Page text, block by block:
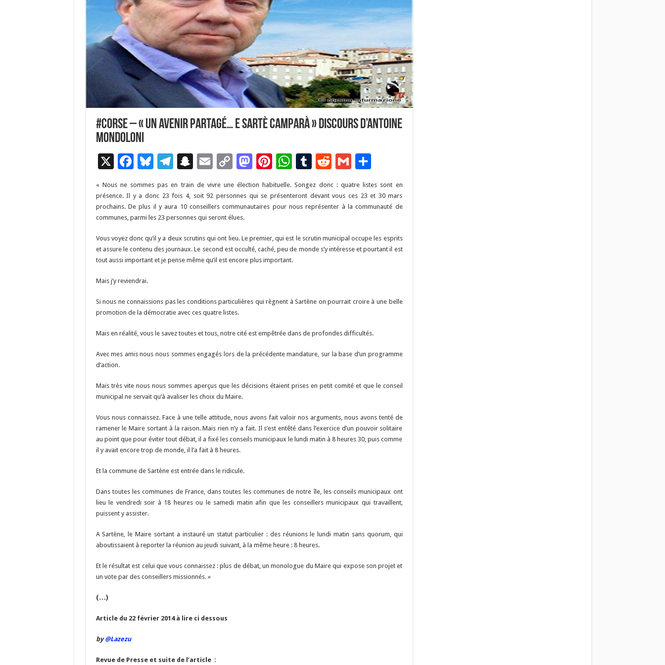
#Corse – « Un avenir partagé… E Sartè Camparà » discours d’Antoine
Mondoloni
X F
e
b
o
o
k
Bl
es
ky
T
e
gr
a
m
S
n
a
p
c
h
at
E
ai
l
C
o
p
y
Li
n
k
M
as
to
d
n
Pi
nt
er
es
W
at
sA
p
T
m
bl
R
d
di
G
m
ai
l
P
ta
g
« Nous ne sommes pas en train de vivre une élection habituelle. Songez donc : quatre listes sont en
présence. Il y a donc 23 fois 4, soit 92 personnes qui se présenteront devant vous ces 23 et 30 mars
prochains. De plus il y aura 10 conseillers communautaires pour nous représenter à la communauté de
communes, parmi les 23 personnes qui seront élues.
Vous voyez donc qu’il y a deux scrutins qui ont lieu. Le premier, qui est le scrutin municipal occupe les esprits
et assure le contenu des journaux. Le second est occulté, caché, peu de monde s’y intéresse et pourtant il est
tout aussi important et je pense même qu’il est encore plus important.
Mais j’y reviendrai.
Si nous ne connaissions pas les conditions particulières qui règnent à Sartène on pourrait croire à une belle
promotion de la démocratie avec ces quatre listes.
Mais en réalité, vous le savez toutes et tous, notre cité est empêtrée dans de profondes difficultés.
Avec mes amis nous nous sommes engagés lors de la précédente mandature, sur la base d’un programme
d’action.
Mais très vite nous nous sommes aperçus que les décisions étaient prises en petit comité et que le conseil
municipal ne servait qu’à avaliser les choix du Maire.
Vous nous connaissez. Face à une telle attitude, nous avons fait valoir nos arguments, nous avons tenté de
ramener le Maire sortant à la raison. Mais rien n’y a fait. Il s’est entêté dans l’exercice d’un pouvoir solitaire
au point que pour éviter tout débat, il a fixé les conseils municipaux le lundi matin à 8 heures 30, puis comme
il y avait encore trop de monde, il l’a fait à 8 heures.
Et la commune de Sartène est entrée dans le ridicule.
Dans toutes les communes de France, dans toutes les communes de notre île, les conseils municipaux ont
lieu le vendredi soir à 18 heures ou le samedi matin afin que les conseillers municipaux qui travaillent,
puissent y assister.
A Sartène, le Maire sortant a instauré un statut particulier : des réunions le lundi matin sans quorum, qui
aboutissaient à reporter la réunion au jeudi suivant, à la même heure : 8 heures.
Et le résultat est celui que vous connaissez : plus de débat, un monologue du Maire qui expose son projet et
un vote par des conseillers missionnés. »
(…)
Article du 22 février 2014 à lire ci dessous
by@Lazezu
Revue de Presse et suite de l’article :